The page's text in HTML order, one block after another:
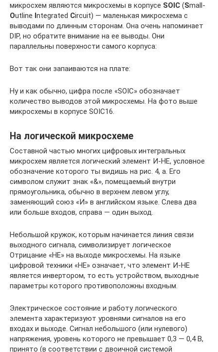
микросхем являются микросхемы в корпусе SOIC (Small-
Outline Integrated Circuit) — маленькая микросхема с
выводами по длинным сторонам. Она очень напоминает
DIP, но обратите внимание на ее выводы. Они
параллельны поверхности самого корпуса:
Вот так они запаиваются на плате:
Ну и как обычно, цифра после «SOIC» обозначает
количество выводов этой микросхемы. На фото выше
микросхемы в корпусе SOIC16.
На логической микросхеме
Составной частью многих цифровых интегральных
микросхем является логический элемент И-НЕ, условное
обозначение которого ты видишь на рис. 4, а. Его
символом служит знак «&», помещаемый внутри
прямоугольника, обычно в верхнем левом углу,
заменяющий союз «И» в английском языке. Слева два
или больше входов, справа — один выход.
Небольшой кружок, которым начинается линия связи
выходного сигнала, символизирует логическое
Отрицание «НЕ» на выходе микросхемы. На языке
цифровой техники «НЕ» означает, что элемент И-НЕ
является инвертором, то есть устройством, выходные
параметры которого противоположны входным.
Электрическое состояние и работу логического
элемента характеризуют уровнями сигналов на его
входах и выходе. Сигнал небольшого (или нулевого)
напряжения, уровень которого не превышает 0,3 — 0,4 В,
принято (в соответствии с двоичной системой